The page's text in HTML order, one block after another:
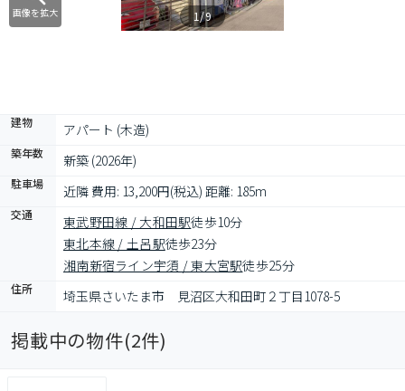
画像を拡大 1/9
建物 アパート (木造)
築年数 新築 (2026年)
駐車場 近隣 費用: 13,200円(税込) 距離: 185m
交通 東武野田線 / 大和田駅徒歩10分
東北本線 / 土呂駅徒歩23分
湘南新宿ライン宇須 / 東大宮駅徒歩25分
住所 埼玉県さいたま市　見沼区大和田町２丁目1078-5
掲載中の物件(2件)